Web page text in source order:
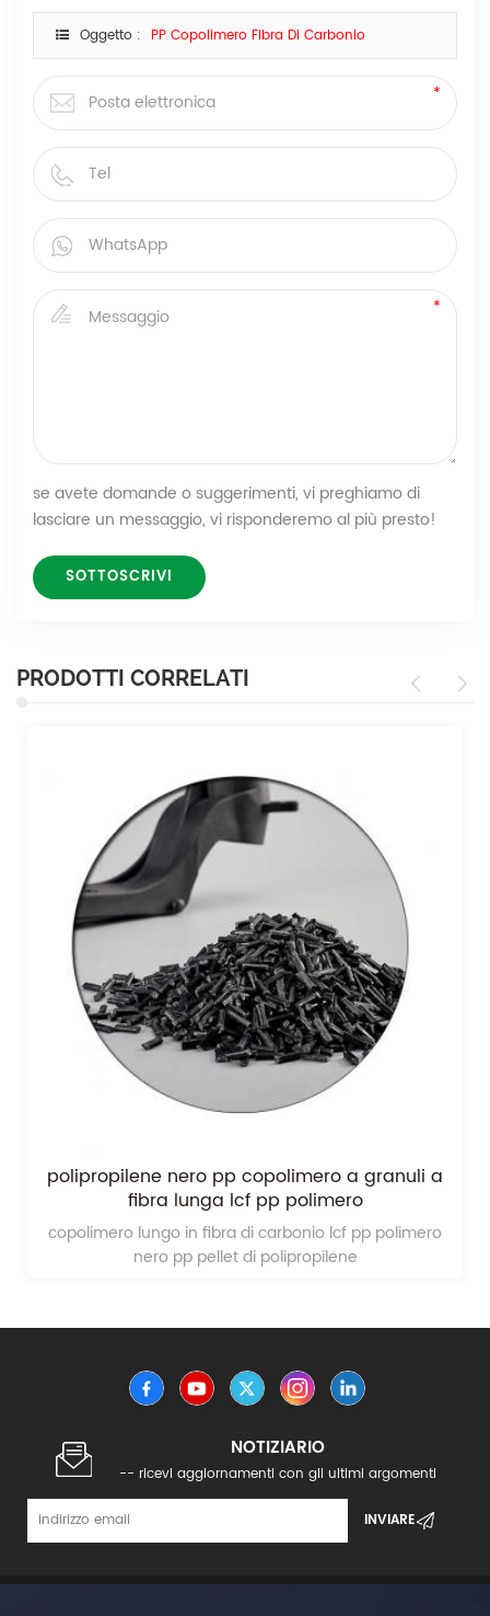
Oggetto : PP Copolimero Fibra Di Carbonio
se avete domande o suggerimenti, vi preghiamo di
lasciare un messaggio, vi risponderemo al più presto!
PRODOTTI CORRELATI
polipropilene nero pp copolimero a granuli a
fibra lunga lcf pp polimero
copolimero lungo in fibra di carbonio lcf pp polimero
nero pp pellet di polipropilene
NOTIZIARIO
-- ricevi aggiornamenti con gli ultimi argomenti